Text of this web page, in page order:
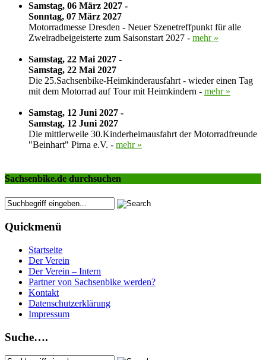
Samstag, 06 März 2027 -
Sonntag, 07 März 2027
Motorradmesse Dresden - Neuer Szenetreffpunkt für alle
Zweiradbeigeisterte zum Saisonstart 2027 - mehr »
Samstag, 22 Mai 2027 -
Samstag, 22 Mai 2027
Die 25.Sachsenbike-Heimkinderausfahrt - wieder einen Tag
mit dem Motorrad auf Tour mit Heimkindern - mehr »
Samstag, 12 Juni 2027 -
Samstag, 12 Juni 2027
Die mittlerweile 30.Kinderheimausfahrt der Motorradfreunde
"Beinhart" Pirna e.V. - mehr »
Sachsenbike.de durchsuchen
Quickmenü
Startseite
Der Verein
Der Verein – Intern
Partner von Sachsenbike werden?
Kontakt
Datenschutzerklärung
Impressum
Suche….